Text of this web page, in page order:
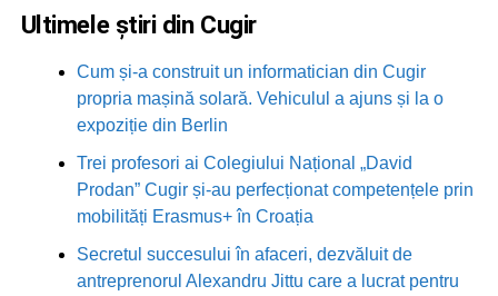
Ultimele știri din Cugir
Cum și-a construit un informatician din Cugir
propria mașină solară. Vehiculul a ajuns și la o
expoziție din Berlin
Trei profesori ai Colegiului Național „David
Prodan” Cugir și-au perfecționat competențele prin
mobilități Erasmus+ în Croația
Secretul succesului în afaceri, dezvăluit de
antreprenorul Alexandru Jittu care a lucrat pentru